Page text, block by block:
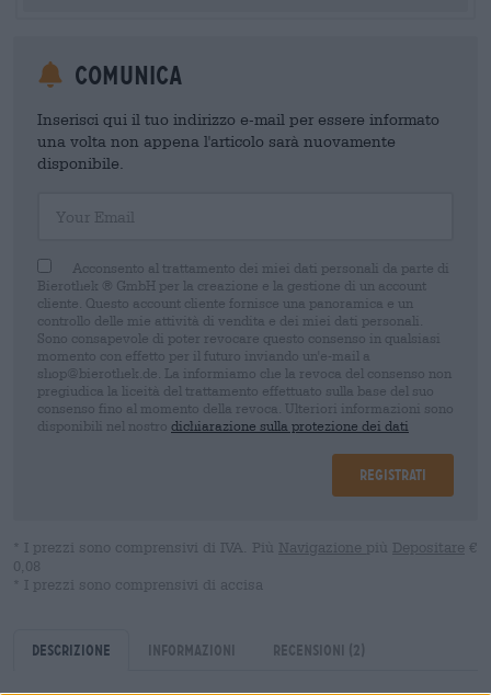
Comunica
Inserisci qui il tuo indirizzo e-mail per essere informato
una volta non appena l'articolo sarà nuovamente
disponibile.
Acconsento al trattamento dei miei dati personali da parte di
Bierothek ® GmbH per la creazione e la gestione di un account
cliente. Questo account cliente fornisce una panoramica e un
controllo delle mie attività di vendita e dei miei dati personali.
Sono consapevole di poter revocare questo consenso in qualsiasi
momento con effetto per il futuro inviando un'e-mail a
shop@bierothek.de. La informiamo che la revoca del consenso non
pregiudica la liceità del trattamento effettuato sulla base del suo
consenso fino al momento della revoca. Ulteriori informazioni sono
disponibili nel nostro dichiarazione sulla protezione dei dati
Registrati
* I prezzi sono comprensivi di IVA. Più Navigazione più Depositare €
0,08
* I prezzi sono comprensivi di accisa
Descrizione Informazioni Recensioni (2)